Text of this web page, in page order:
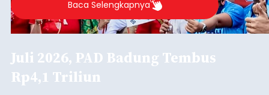
Baca Selengkapnya
Juli 2026, PAD Badung Tembus
Rp4,1 Triliun